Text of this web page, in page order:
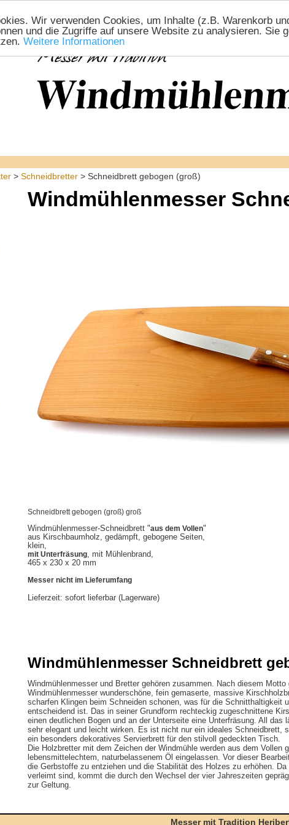
Wir verwenden Cookies, um Inhalte (z.B. Warenkorb
und die Zugriffe auf unsere Website zu analysieren. Sie
Weitere Informationen
> Schneidbretter > Schneidbrett gebogen (groß)
Windmühlenmesser
Schneidbrett gebogen (groß) groß
Windmühlenmesser-Schneidbrett "aus dem Vollen"
aus Kirschbaumholz, gedämpft, gebogene Seiten,
klein,
mit Unterfräsung, mit Mühlenbrand,
465 x 230 x 20 mm
Messer nicht im Lieferumfang
Lieferzeit:sofort lieferbar (Lagerware)
Windmühlenmesser Schneidbrett
Windmühlenmesser und Bretter gehören zusammen. Nach diesem
Windmühlenmesser wunderschöne, fein gemaserte, massive
scharfen Klingen beim Schneiden schonen, was für die Schnitthaltigkeit
entscheidend ist. Das in seiner Grundform rechteckig zugeschnittene
einen deutlichen Bogen und an der Unterseite eine Unterfräsung. All
sehr elegant und leicht wirken. Es ist nicht nur ein ideales Schneidbrett,
ein besonders dekoratives Servierbrett für den stilvoll gedeckten Tisch.
Die Holzbretter mit dem Zeichen der Windmühle werden aus dem Vollen
lebensmittelechtem, naturbelassenem Öl eingelassen. Vor dieser
die Gerbstoffe zu entziehen und die Stabilität des Holzes zu erhöhen.
verleimt sind, kommt die durch den Wechsel der vier Jahreszeiten
zur Geltung.
Messer mit Tradition